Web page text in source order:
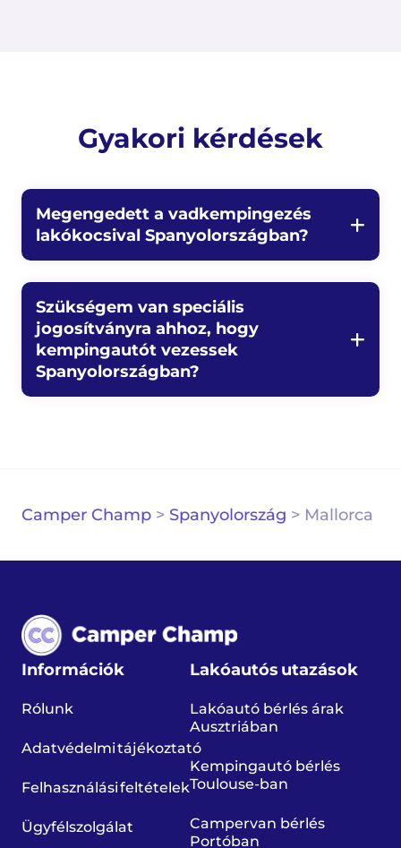
Gyakori kérdések
Megengedett a vadkempingezés
lakókocsival Spanyolországban?
Szükségem van speciális
jogosítványra ahhoz, hogy
kempingautót vezessek
Spanyolországban?
Camper Champ > Spanyolország > Mallorca
Információk
Rólunk
Adatvédelmi tájékoztató
Felhasználási feltételek
Ügyfélszolgálat
Lakóautós utazások
Lakóautó bérlés árak
Ausztriában
Kempingautó bérlés
Toulouse-ban
Campervan bérlés
Portóban